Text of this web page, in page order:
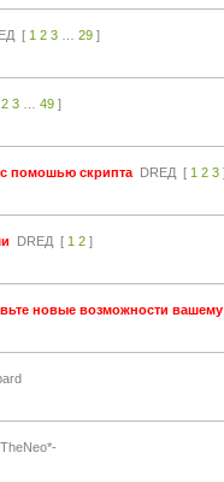
[ 1 2 3 29 ]
2 3 49 ]
помошью скрипта DREД [ 1 2 3
DREД [ 1 2 ]
новые возможности